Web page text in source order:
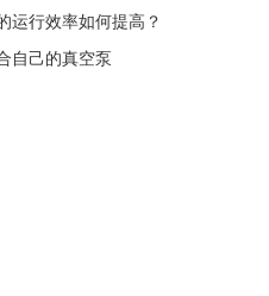
运行效率如何提高？
自己的真空泵